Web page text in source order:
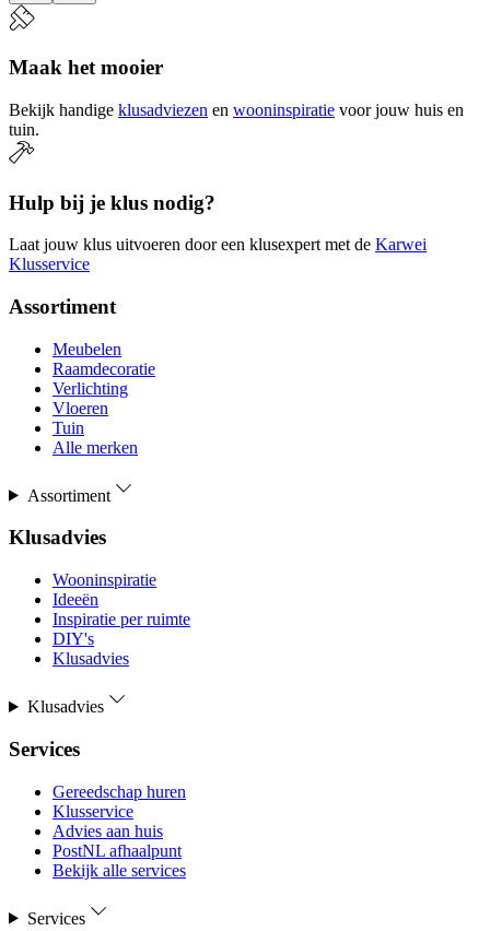
Maak het mooier
Bekijk handige klusadviezen en wooninspiratie voor jouw huis en
tuin.
Hulp bij je klus nodig?
Laat jouw klus uitvoeren door een klusexpert met de Karwei
Klusservice
Assortiment
Meubelen
Raamdecoratie
Verlichting
Vloeren
Tuin
Alle merken
Assortiment
Klusadvies
Wooninspiratie
Ideeën
Inspiratie per ruimte
DIY's
Klusadvies
Klusadvies
Services
Gereedschap huren
Klusservice
Advies aan huis
PostNL afhaalpunt
Bekijk alle services
Services